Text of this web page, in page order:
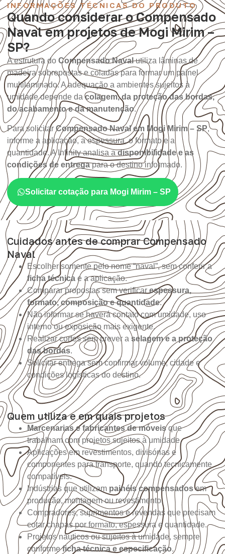
INFORMAÇÕES TÉCNICAS DO PRODUTO
Quando considerar o Compensado
Naval em projetos de Mogi Mirim –
SP?
A estrutura do Compensado Navalutiliza lâminas de
madeira sobrepostas e coladas para formar um painel
multilaminado. A adequação a ambientes sujeitos à
umidade depende dacolagem, da proteção das bordas,
do acabamento e da manutenção.
Para solicitar Compensado Naval em Mogi Mirim – SP,
informe a aplicação, a espessura, o formato e a
quantidade. A Infinity analisa adisponibilidade e as
condições de entregapara o destino informado.
Solicitar cotação para Mogi Mirim – SP
Cuidados antes de comprar Compensado
Naval
Escolher somente pelo nome “naval”, sem conferir a
ficha técnica e a aplicação.
Comparar propostas sem verificar espessura,
formato, composição e quantidade.
Não informar se haverá contato com umidade, uso
interno ou exposição mais exigente.
Realizar cortes sem prever a selagem e a proteção
das bordas.
Solicitar entrega sem confirmar volume, cidade e
condições logísticas do destino.
Quem utiliza e em quais projetos
Marcenarias e fabricantes de móveisque
trabalham com projetos sujeitos à umidade.
Aplicações em revestimentos, divisórias e
componentes para transporte, quando tecnicamente
compatíveis.
Indústrias que utilizam painéis compensadosem
produção, montagem ou revestimento.
Compradores, suprimentos e revendas que precisam
cotar chapas por formato, espessura e quantidade.
Projetos náuticos ou sujeitos à umidade, sempre
conformeficha técnica e especificação.